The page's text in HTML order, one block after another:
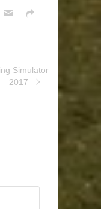
Simulator
2017